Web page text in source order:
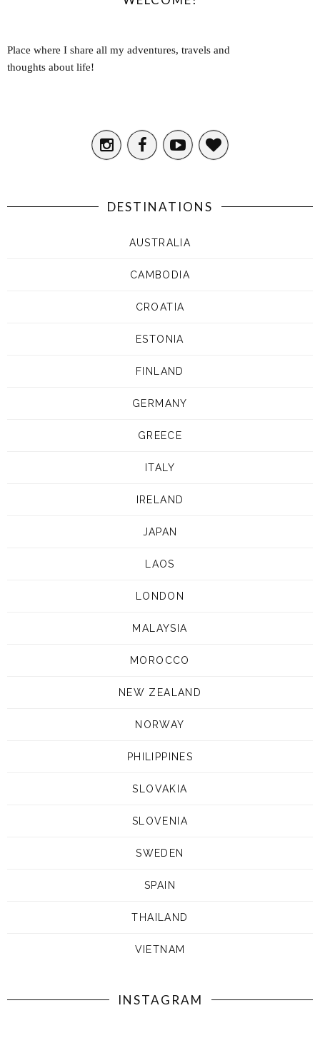
Place where I share all my adventures, travels and
thoughts about life!
DESTINATIONS
AUSTRALIA
CAMBODIA
CROATIA
ESTONIA
FINLAND
GERMANY
GREECE
ITALY
IRELAND
JAPAN
LAOS
LONDON
MALAYSIA
MOROCCO
NEW ZEALAND
NORWAY
PHILIPPINES
SLOVAKIA
SLOVENIA
SWEDEN
SPAIN
THAILAND
VIETNAM
INSTAGRAM